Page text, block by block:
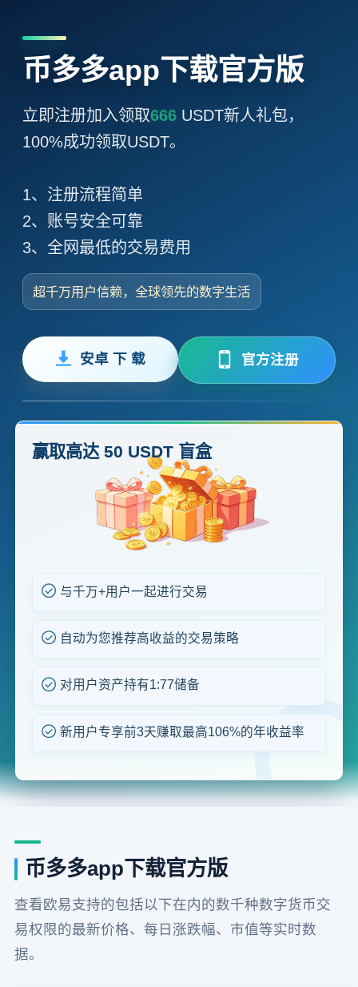
币多多app下载官方版
立即注册加入领取666USDT新人礼包，
100%成功领取USDT。
1、注册流程简单
2、账号安全可靠
3、全网最低的交易费用
超千万用户信赖，全球领先的数字生活
安卓 下 载 官方注册
赢取高达 50 USDT 盲盒
与千万+用户一起进行交易
自动为您推荐高收益的交易策略
对用户资产持有1:77储备
新用户专享前3天赚取最高106%的年收益率
币多多app下载官方版
查看欧易支持的包括以下在内的数千种数字货币交
易权限的最新价格、每日涨跌幅、市值等实时数
据。